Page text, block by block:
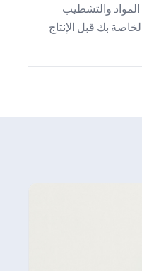
والتشطيب
بك قبل الإنتاج